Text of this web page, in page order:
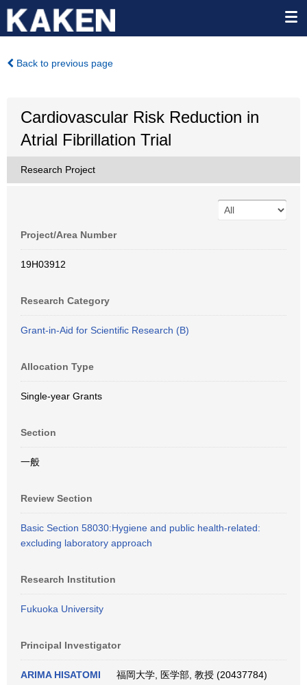
Back to previous page
Cardiovascular Risk Reduction in
Atrial Fibrillation Trial
Research Project
Project/Area Number
19H03912
Research Category
Grant-in-Aid for Scientific Research (B)
Allocation Type
Single-year Grants
Section
一般
Review Section
Basic Section 58030:Hygiene and public health-related:
excluding laboratory approach
Research Institution
Fukuoka University
Principal Investigator
ARIMA HISATOMI 福岡大学, 医学部, 教授 (20437784)